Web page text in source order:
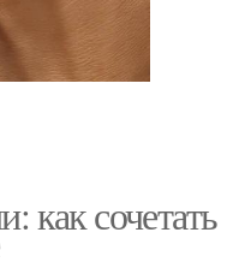
как сочетать